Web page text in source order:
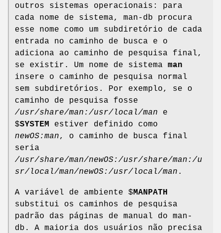
outros sistemas operacionais: para
cada nome de sistema, man-db procura
esse nome como um subdiretório de cada
entrada no caminho de busca e o
adiciona ao caminho de pesquisa final,
se existir. Um nome de sistema man
insere o caminho de pesquisa normal
sem subdiretórios. Por exemplo, se o
caminho de pesquisa fosse
/usr/share/man:/usr/local/man e
$SYSTEM
estiver definido como
newOS:man, o caminho de busca final
seria
/usr/share/man/newOS:/usr/share/man:/u
sr/local/man/newOS:/usr/local/man .
A variável de ambiente $MANPATH
substitui os caminhos de pesquisa
padrão das páginas de manual do man-
db. A maioria dos usuários não precisa